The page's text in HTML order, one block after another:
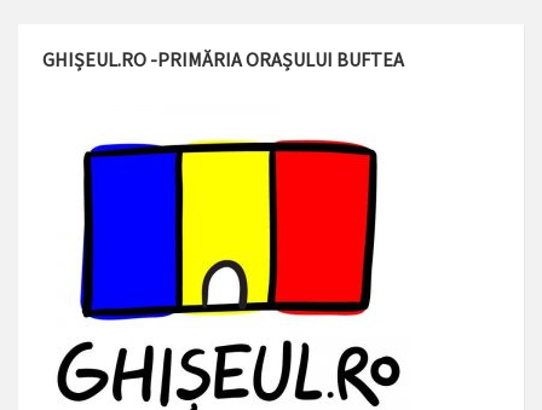
GHIȘEUL.RO -PRIMĂRIA ORAȘULUI BUFTEA